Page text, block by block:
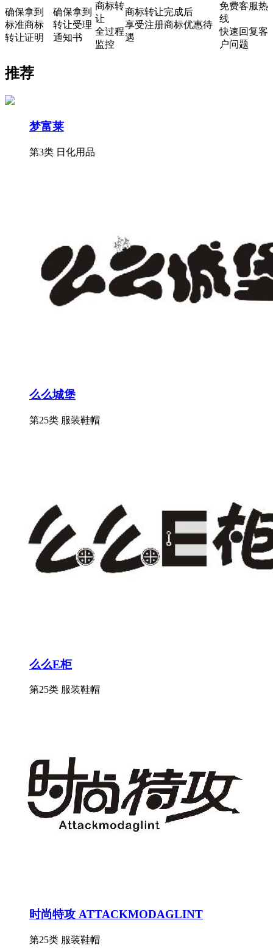
确保拿到
标准商标
转让证明
确保拿到
转让受理
通知书
商标转
让
全过程
监控
商标转让完成后
享受注册商标优惠待
遇
免费客服热
线
快速回复客
户问题
推荐
梦富莱
第3类 日化用品
么么城堡
第25类 服装鞋帽
么么E柜
第25类 服装鞋帽
时尚特攻 ATTACKMODAGLINT
第25类 服装鞋帽